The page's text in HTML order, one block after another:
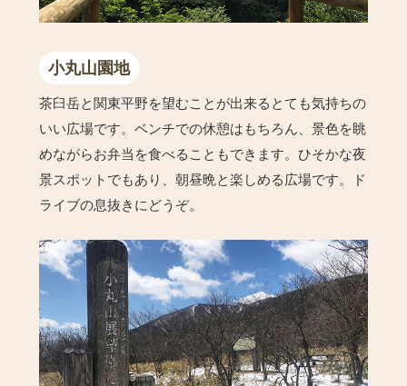
小丸山園地
茶臼岳と関東平野を望むことが出来るとても気持ちの
いい広場です。ベンチでの休憩はもちろん、景色を眺
めながらお弁当を食べることもできます。ひそかな夜
景スポットでもあり、朝昼晩と楽しめる広場です。ド
ライブの息抜きにどうぞ。